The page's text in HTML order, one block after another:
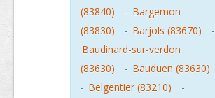
(83840)
- Bargemon
(83830)
- Barjols (83670)
-
Baudinard-sur-verdon
(83630)
- Bauduen (83630)
- Belgentier (83210)
-